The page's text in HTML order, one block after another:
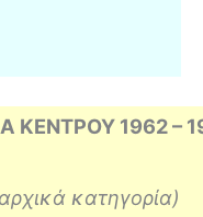
ΚΕΝΤΡΟΥ 1962 –
κατηγορία)